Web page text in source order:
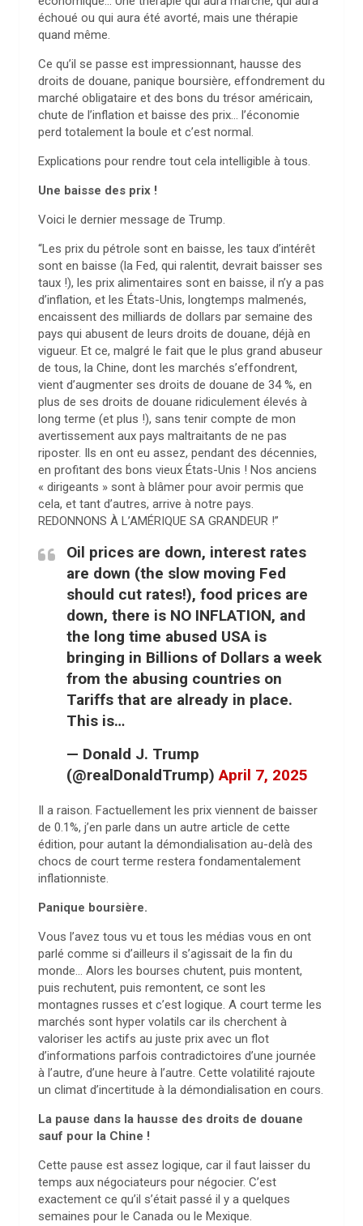
échoué ou qui aura été avorté, mais une thérapie
quand même.
Ce qu’il se passe est impressionnant, hausse des
droits de douane, panique boursière, effondrement du
marché obligataire et des bons du trésor américain,
chute de l’inflation et baisse des prix… l’économie
perd totalement la boule et c’est normal.
Explications pour rendre tout cela intelligible à tous.
Une baisse des prix !
Voici le dernier message de Trump.
“Les prix du pétrole sont en baisse, les taux d’intérêt
sont en baisse (la Fed, qui ralentit, devrait baisser ses
taux !), les prix alimentaires sont en baisse, il n’y a pas
d’inflation, et les États-Unis, longtemps malmenés,
encaissent des milliards de dollars par semaine des
pays qui abusent de leurs droits de douane, déjà en
vigueur. Et ce, malgré le fait que le plus grand abuseur
de tous, la Chine, dont les marchés s’effondrent,
vient d’augmenter ses droits de douane de 34 %, en
plus de ses droits de douane ridiculement élevés à
long terme (et plus !), sans tenir compte de mon
avertissement aux pays maltraitants de ne pas
riposter. Ils en ont eu assez, pendant des décennies,
en profitant des bons vieux États-Unis ! Nos anciens
« dirigeants » sont à blâmer pour avoir permis que
cela, et tant d’autres, arrive à notre pays.
REDONNONS À L’AMÉRIQUE SA GRANDEUR !”
Oil prices are down, interest rates
are down (the slow moving Fed
should cut rates!), food prices are
down, there is NO INFLATION, and
the long time abused USA is
bringing in Billions of Dollars a week
from the abusing countries on
Tariffs that are already in place.
This is…
— Donald J. Trump
(@realDonaldTrump)April 7, 2025
Il a raison. Factuellement les prix viennent de baisser
de 0.1%, j’en parle dans un autre article de cette
édition, pour autant la démondialisation au-delà des
chocs de court terme restera fondamentalement
inflationniste.
Panique boursière.
Vous l’avez tous vu et tous les médias vous en ont
parlé comme si d’ailleurs il s’agissait de la fin du
monde… Alors les bourses chutent, puis montent,
puis rechutent, puis remontent, ce sont les
montagnes russes et c’est logique. A court terme les
marchés sont hyper volatils car ils cherchent à
valoriser les actifs au juste prix avec un flot
d’informations parfois contradictoires d’une journée
à l’autre, d’une heure à l’autre. Cette volatilité rajoute
un climat d’incertitude à la démondialisation en cours.
La pause dans la hausse des droits de douane
sauf pour la Chine !
Cette pause est assez logique, car il faut laisser du
temps aux négociateurs pour négocier. C’est
exactement ce qu’il s’était passé il y a quelques
semaines pour le Canada ou le Mexique.